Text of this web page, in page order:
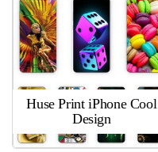
Huse Print iPhone Cool
Design